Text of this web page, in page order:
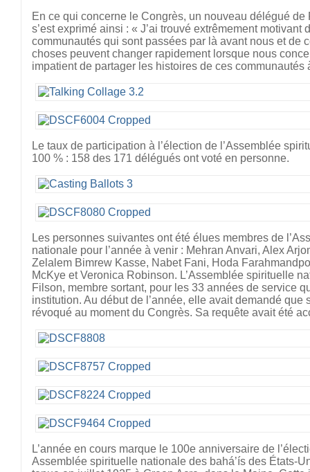
En ce qui concerne le Congrès, un nouveau délégué
s’est exprimé ainsi : « J’ai trouvé extrêmement motivant
communautés qui sont passées par là avant nous et de
choses peuvent changer rapidement lorsque nous
impatient de partager les histoires de ces communautés
Le taux de participation à l’élection de l’Assemblée
100 % : 158 des 171 délégués ont voté en personne.
Les personnes suivantes ont été élues membres de
nationale pour l’année à venir : Mehran Anvari, Alex
Zelalem Bimrew Kasse, Nabet Fani, Hoda
McKye et Veronica Robinson. L’Assemblée spirituelle
Filson, membre sortant, pour les 33 années de service
institution. Au début de l’année, elle avait demandé que
révoqué au moment du Congrès. Sa requête avait été
L’année en cours marque le 100e anniversaire de
Assemblée spirituelle nationale des bahá’ís des États-